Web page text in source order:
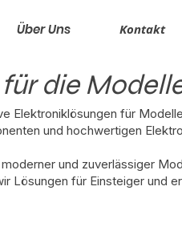
Über Uns Kontakt
die
Elektroniklösungen für
und hochwertigen
und zuverlässiger
Lösungen für Einsteiger und